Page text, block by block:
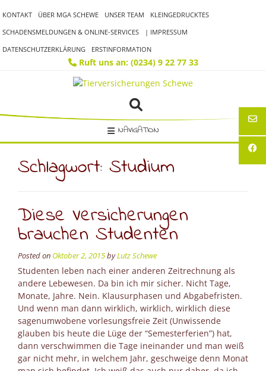
to
content
KONTAKT ÜBER MGA SCHEWE UNSER TEAM
KLEINGEDRUCKTES
SCHADENSMELDUNGEN & ONLINE-SERVICES
| IMPRESSUM
DATENSCHUTZERKLÄRUNG
ERSTINFORMATION
Ruft uns an: (0234) 9 22 77 33
NAVIGATION
Schlagwort: Studium
Diese Versicherungen
brauchen Studenten
Posted on Oktober 2, 2015byLutz Schewe
Studenten leben nach einer anderen Zeitrechnung als
andere Lebewesen. Da bin ich mir sicher. Nicht Tage,
Monate, Jahre. Nein. Klausurphasen und Abgabefristen.
Und wenn man dann wirklich, wirklich, wirklich diese
sagenumwobene vorlesungsfreie Zeit (Unwissende
glauben bis heute die Lüge der “Semesterferien”) hat,
dann verschwimmen die Tage ineinander und man weiß
gar nicht mehr, in welchem Jahr, geschweige denn Monat